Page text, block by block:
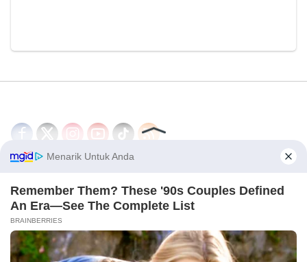
Disclaimer Redaksi
PEDOMAN MEDIA SIBER
© 2026 - CakrawalaNews.co